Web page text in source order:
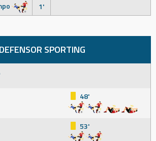
1'
DEFENSOR SPORTING
48'
53'